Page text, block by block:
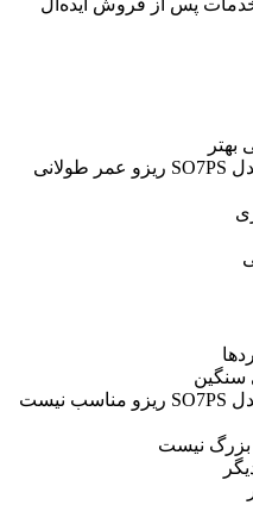
ست 7 عددی مته آهن HSS مدل SO7PS ریزو عمر طولانی
سنگین
ست 7 عددی مته آهن HSS مدل SO7PS ریزو مناسب نیست
بزرگ نیست